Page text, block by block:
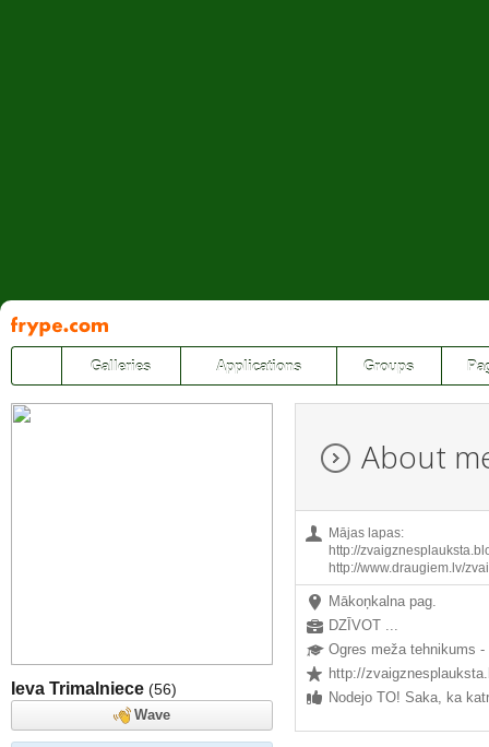
Pāriet
uz
saturu
Galleries Applications Groups
Ieva Trimalniece (56)
Wave
About
Mājas lapas:
http://
http://www.draugiem.lv/
Mākoņkalna pag.
DZĪVOT ...
http://